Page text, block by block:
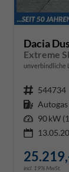
Dacia
Extreme
unverbindliche
Fahrzeugnr. 544734
Kraftstoff Autogas
Leistung 90 kW
incl. 19% MwSt.